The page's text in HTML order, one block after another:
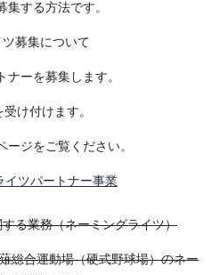
する方法です。
募集について
ーを募集します。
け付けます。
ジをご覧ください。
イツパートナー事業
る業務（ネーミングライツ）
総合運動場（硬式野球場）のネー